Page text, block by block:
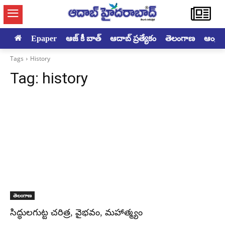
Epaper ఆజ్ కీ బాత్ ఆదాబ్ ప్రత్యేకం తెలంగాణ
Tags History
Tag: history
తెలంగాణ
సిద్ధులగుట్ట‌ చరిత్ర, వైభవం, మహాత్మ్యం